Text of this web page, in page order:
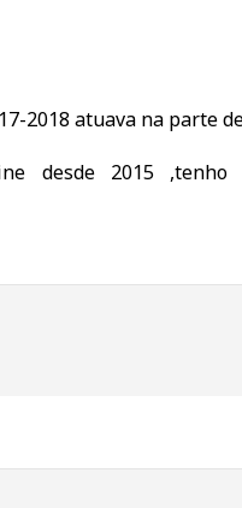
2018 atuava na parte
desde 2015